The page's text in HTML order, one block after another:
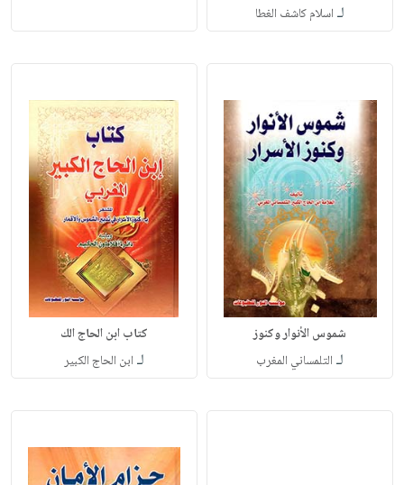
لـ اسلام كاشف الغطا
شموس الأنوار وكنوز
لـ التلمساني المغرب
كتاب ابن الحاج الك
لـ ابن الحاج الكبير